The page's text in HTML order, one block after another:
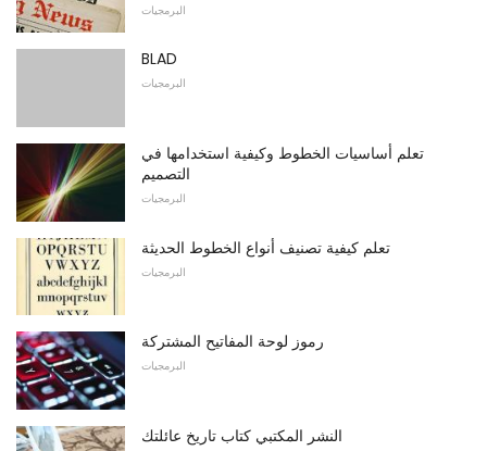
البرمجيات
BLAD
البرمجيات
تعلم أساسيات الخطوط وكيفية استخدامها في
التصميم
البرمجيات
تعلم كيفية تصنيف أنواع الخطوط الحديثة
البرمجيات
رموز لوحة المفاتيح المشتركة
البرمجيات
النشر المكتبي كتاب تاريخ عائلتك